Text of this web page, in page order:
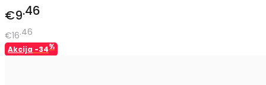
€9 46
€16 46
Akcija -34%